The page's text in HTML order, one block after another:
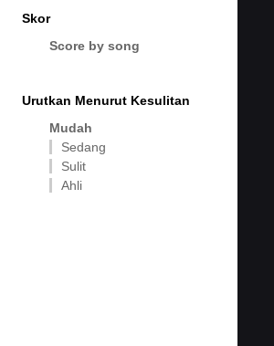
Skor
Score by song
Urutkan Menurut Kesulitan
Mudah
Sedang
Sulit
Ahli